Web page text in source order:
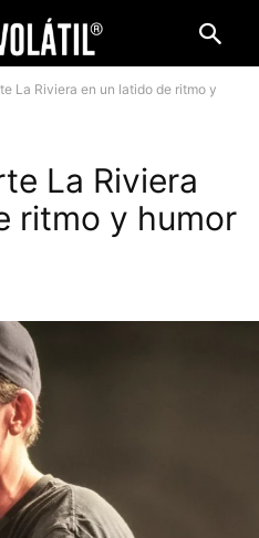
La Riviera en un latido de ritmo y
La Riviera
ritmo y humor